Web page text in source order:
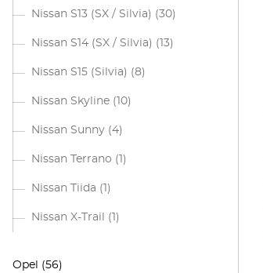
Nissan S13 (SX / Silvia) (30)
Nissan S14 (SX / Silvia) (13)
Nissan S15 (Silvia) (8)
Nissan Skyline (10)
Nissan Sunny (4)
Nissan Terrano (1)
Nissan Tiida (1)
Nissan X-Trail (1)
Opel (56)